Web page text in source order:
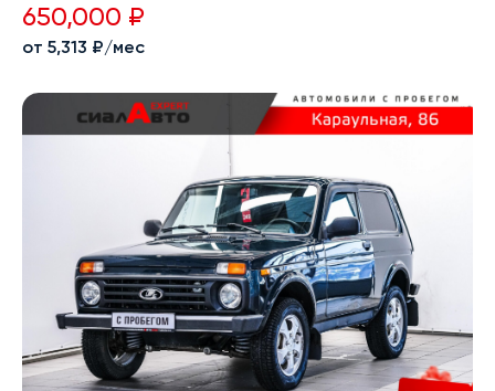
650,000 ₽
от 5,313 ₽/мес